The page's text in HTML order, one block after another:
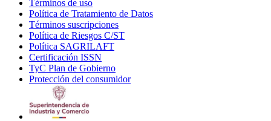
Términos de uso
in
new
window
Política de Tratamiento de Datos
Términos suscripciones
in
Política de Riesgos C/ST
Política SAGRILAFT
new
window
Certificación ISSN
in
new
TyC Plan de Gobierno
in
Protección del consumidorOpens